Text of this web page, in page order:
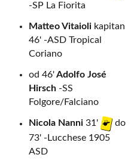
-SP La Fiorita
Matteo Vitaioli kapitan
46' -ASD Tropical
Coriano
od 46'Adolfo José
Hirsch -SS
Folgore/Falciano
Nicola Nanni 31'
do
73' -Lucchese 1905
ASD